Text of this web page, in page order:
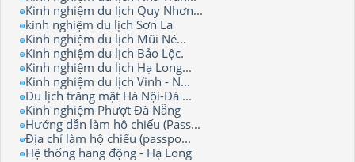
Kinh nghiệm du lịch Quy Nhơn...
kinh nghiệm du lịch Sơn La
Kinh nghiệm du lịch Mũi Né...
Kinh nghiệm du lịch Bảo Lộc.
Kinh nghiệm du lịch Hạ Long...
Kinh nghiệm du lịch Vinh - N...
Du lịch trăng mật Hà Nội-Đà ...
Kinh nghiệm Phượt Đà Nẵng
Hướng dẫn làm hộ chiếu (Pass...
Địa chỉ làm hộ chiếu (passpo...
Hệ thống hang động - Hạ Long